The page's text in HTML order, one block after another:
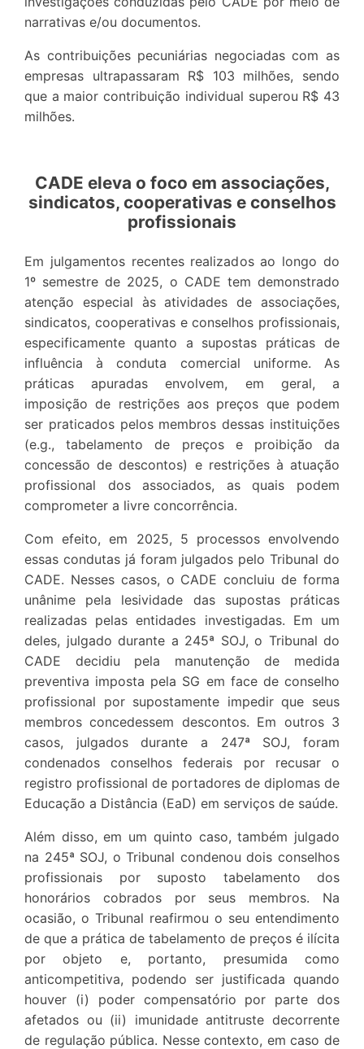
narrativas e/ou documentos.
As contribuições pecuniárias negociadas com as
empresas ultrapassaram R$ 103 milhões, sendo
que a maior contribuição individual superou R$ 43
milhões.
CADE eleva o foco em associações,
sindicatos, cooperativas e conselhos
profissionais
Em julgamentos recentes realizados ao longo do
1º semestre de 2025, o CADE tem demonstrado
atenção especial às atividades de associações,
sindicatos, cooperativas e conselhos profissionais,
especificamente quanto a supostas práticas de
influência à conduta comercial uniforme. As
práticas apuradas envolvem, em geral, a
imposição de restrições aos preços que podem
ser praticados pelos membros dessas instituições
(e.g., tabelamento de preços e proibição da
concessão de descontos) e restrições à atuação
profissional dos associados, as quais podem
comprometer a livre concorrência.
Com efeito, em 2025, 5 processos envolvendo
essas condutas já foram julgados pelo Tribunal do
CADE. Nesses casos, o CADE concluiu de forma
unânime pela lesividade das supostas práticas
realizadas pelas entidades investigadas. Em um
deles, julgado durante a 245ª SOJ, o Tribunal do
CADE decidiu pela manutenção de medida
preventiva imposta pela SG em face de conselho
profissional por supostamente impedir que seus
membros concedessem descontos. Em outros 3
casos, julgados durante a 247ª SOJ, foram
condenados conselhos federais por recusar o
registro profissional de portadores de diplomas de
Educação a Distância (EaD) em serviços de saúde.
Além disso, em um quinto caso, também julgado
na 245ª SOJ, o Tribunal condenou dois conselhos
profissionais por suposto tabelamento dos
honorários cobrados por seus membros. Na
ocasião, o Tribunal reafirmou o seu entendimento
de que a prática de tabelamento de preços é ilícita
por objeto e, portanto, presumida como
anticompetitiva, podendo ser justificada quando
houver (i) poder compensatório por parte dos
afetados ou (ii) imunidade antitruste decorrente
de regulação pública. Nesse contexto, em caso de